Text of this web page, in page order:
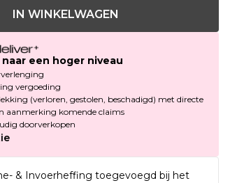
IN WINKELWAGEN
een hoger niveau
vergoeding
(verloren, gestolen, beschadigd) met directe
aanmerking komende claims
doorverkopen
& Invoerheffing toegevoegd bij het